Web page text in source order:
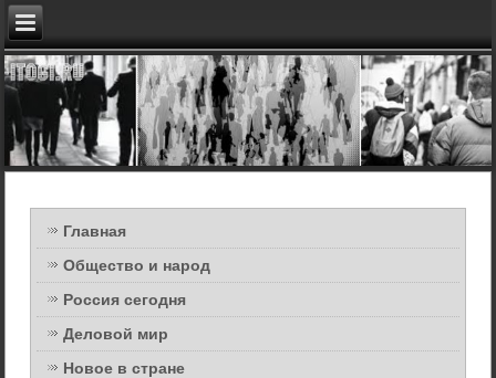
Главная
Общество и народ
Россия сегодня
Деловой мир
Новое в стране